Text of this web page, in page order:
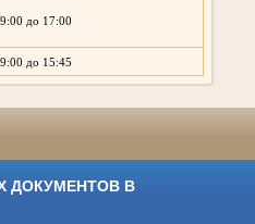
до 17:00
до 15:45
ДОКУМЕНТОВ В